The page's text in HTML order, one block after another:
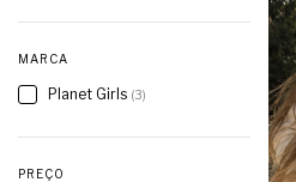
MARCA
Planet Girls (3)
PREÇO